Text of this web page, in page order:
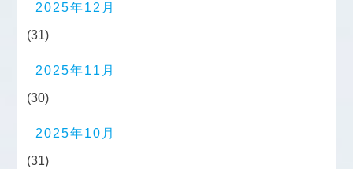
2025年12月
(31)
2025年11月
(30)
2025年10月
(31)